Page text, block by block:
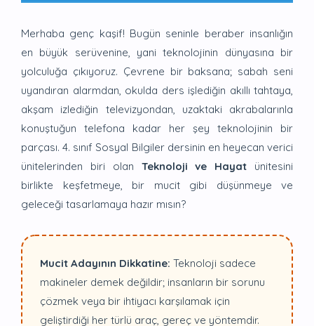
Merhaba genç kaşif! Bugün seninle beraber insanlığın
en büyük serüvenine, yani teknolojinin dünyasına bir
yolculuğa çıkıyoruz. Çevrene bir baksana; sabah seni
uyandıran alarmdan, okulda ders işlediğin akıllı tahtaya,
akşam izlediğin televizyondan, uzaktaki akrabalarınla
konuştuğun telefona kadar her şey teknolojinin bir
parçası. 4. sınıf Sosyal Bilgiler dersinin en heyecan verici
ünitelerinden biri olan Teknoloji ve Hayat ünitesini
birlikte keşfetmeye, bir mucit gibi düşünmeye ve
geleceği tasarlamaya hazır mısın?
Mucit Adayının Dikkatine: Teknoloji sadece
makineler demek değildir; insanların bir sorunu
çözmek veya bir ihtiyacı karşılamak için
geliştirdiği her türlü araç, gereç ve yöntemdir.